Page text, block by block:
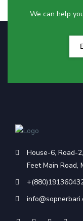
We can help
House-6, Road-
Feet Main Road,